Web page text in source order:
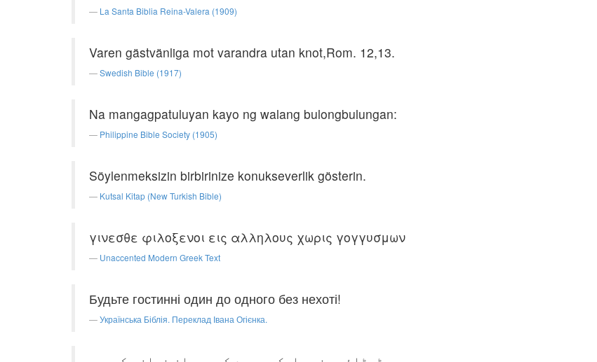
La Santa Biblia Reina-Valera (1909)
Varen gästvänliga mot varandra utan knot,Rom. 12,13.
Swedish Bible (1917)
Na mangagpatuluyan kayo ng walang bulongbulungan:
Philippine Bible Society (1905)
Söylenmeksizin birbirinize konukseverlik gösterin.
Kutsal Kitap (New Turkish Bible)
γινεσθε φιλοξενοι εις αλληλους χωρις γογγυσμων
Unaccented Modern Greek Text
Будьте гостинні один до одного без нехоті!
Українська Біблія. Переклад Івана Огієнка.